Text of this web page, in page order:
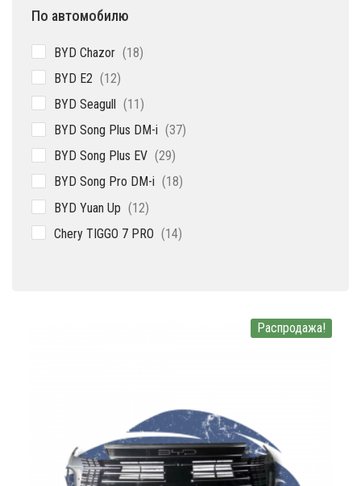
По автомобилю
BYD Chazor 1818
BYD E2 1212
BYD Seagull 1111
BYD Song Plus DM-i 3737
BYD Song Plus EV 2929
BYD Song Pro DM-i 1818
BYD Yuan Up 1212
Chery TIGGO 7 PRO 1414
Распродажа!